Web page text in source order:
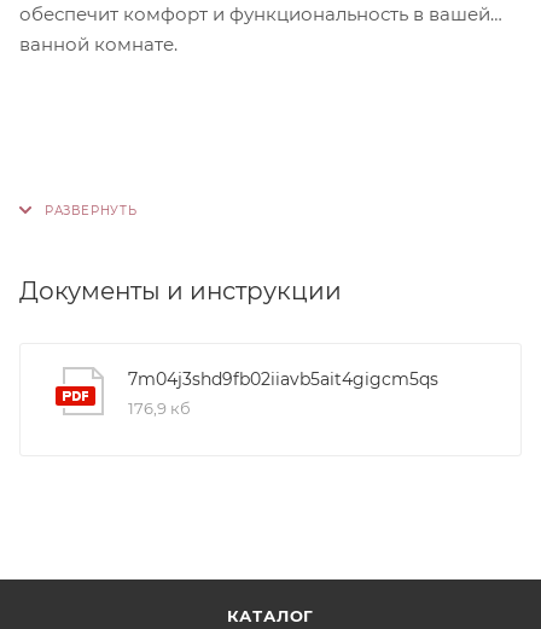
обеспечит комфорт и функциональность в вашей
ванной комнате.
Документы и инструкции
7m04j3shd9fb02iiavb5ait4gigcm5qs
176,9 кб
КАТАЛОГ